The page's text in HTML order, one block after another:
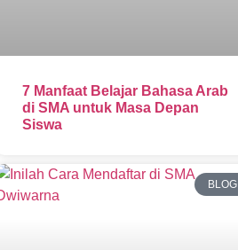
7 Manfaat Belajar Bahasa Arab
di SMA untuk Masa Depan
Siswa
BLOG